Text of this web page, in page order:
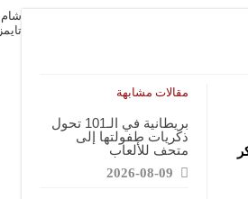
تلوث الهواء الذي تتعرض له الحوامل
مقالات مشابهة
بريطانية في الـ101 تحول
ذكريات طفولتها إلى
متحف للألعاب
2026-08-09
شام
تايمز